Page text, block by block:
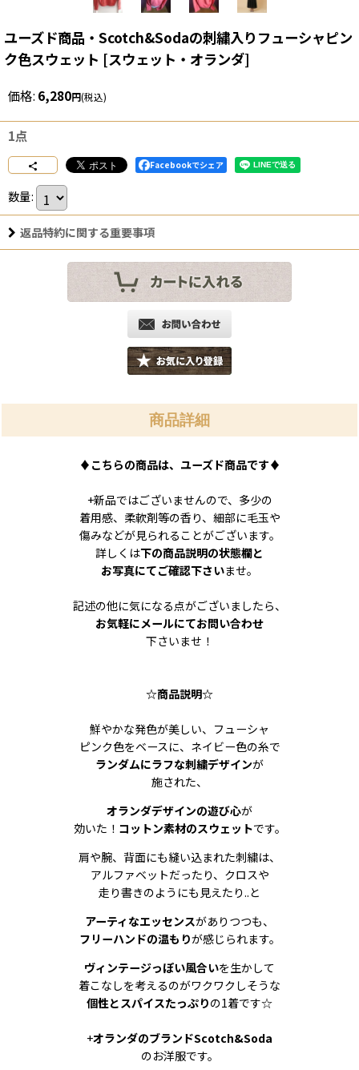
ユーズド商品・Scotch&Sodaの刺繍入りフューシャピン
ク色スウェット [スウェット・オランダ]
価格: 6,280円(税込)
1点
Facebookでシェア
数量:
返品特約に関する重要事項
商品詳細
♦こちらの商品は、ユーズド商品です♦
+新品ではございませんので、多少の
着用感、柔軟剤等の香り、細部に毛玉や
傷みなどが見られることがございます。
詳しくは下の商品説明の状態欄と
お写真にてご確認下さいませ。
記述の他に気になる点がございましたら、
お気軽にメールにてお問い合わせ
下さいませ！
☆商品説明☆
鮮やかな発色が美しい、フューシャ
ピンク色をベースに、ネイビー色の糸で
ランダムにラフな刺繍デザインが
施された、
オランダデザインの遊び心が
効いた！ コットン素材のスウェットです。
肩や腕、背面にも縫い込まれた刺繍は、
アルファベットだったり、クロスや
走り書きのようにも見えたり..と
アーティなエッセンスがありつつも、
フリーハンドの温もりが感じられます。
ヴィンテージっぽい風合いを生かして
着こなしを考えるのがワクワクしそうな
個性とスパイスたっぷりの1着です☆
+オランダのブランドScotch&Soda
のお洋服です。